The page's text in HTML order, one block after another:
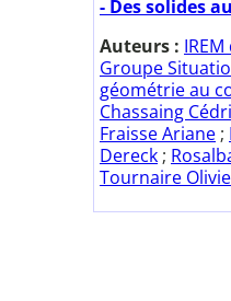
- Des solides
Auteurs :
Groupe
géométrie au
Chassaing
Fraisse Ariane ;
Dereck ;
Tournaire